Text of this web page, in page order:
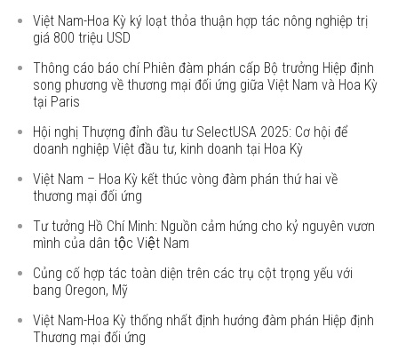
Việt Nam-Hoa Kỳ ký loạt thỏa thuận hợp tác nông nghiệp trị
giá 800 triệu USD
Thông cáo báo chí Phiên đàm phán cấp Bộ trưởng Hiệp định
song phương về thương mại đối ứng giữa Việt Nam và Hoa Kỳ
tại Paris
Hội nghị Thượng đỉnh đầu tư SelectUSA 2025: Cơ hội để
doanh nghiệp Việt đầu tư, kinh doanh tại Hoa Kỳ
Việt Nam – Hoa Kỳ kết thúc vòng đàm phán thứ hai về
thương mại đối ứng
Tư tưởng Hồ Chí Minh: Nguồn cảm hứng cho kỷ nguyên vươn
mình của dân tộc Việt Nam
Củng cố hợp tác toàn diện trên các trụ cột trọng yếu với
bang Oregon, Mỹ
Việt Nam-Hoa Kỳ thống nhất định hướng đàm phán Hiệp định
Thương mại đối ứng